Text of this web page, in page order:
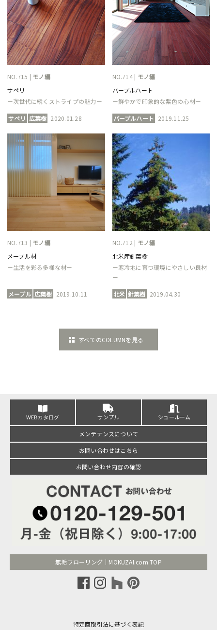
NO.715 | モノ編
サペリ
ー次世代に続くストライプの魅力ー
サペリ 広葉樹 2020.01.28
NO.714 | モノ編
パープルハート
ー鮮やかで印象的な紫色の心材ー
パープルハート 2019.11.25
NO.713 | モノ編
メープル材
ー生活を彩る多様な材ー
メープル 広葉樹 2019.10.11
NO.712 | モノ編
北米産針葉樹
ー寒冷地に育つ環境にやさしい良材
ー
北米 針葉樹 2019.04.30
すべてのCOLUMNを見る
WEBカタログ サンプル ショールーム
メンテナンスについて
お問い合わせはこちら
お問い合わせ内容の確認
無垢フローリング｜MOKUZAI.com TOP
特定商取引法に基づく表記